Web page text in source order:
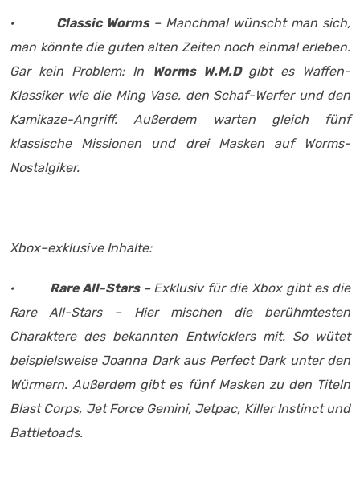
· Classic Worms – Manchmal wünscht man sich,
man könnte die guten alten Zeiten noch einmal erleben.
Gar kein Problem: In
Worms W.M.D gibt es Waffen-
Klassiker wie die Ming Vase, den Schaf-Werfer und den
Kamikaze-Angriff. Außerdem warten gleich fünf
klassische Missionen und drei Masken auf Worms-
Nostalgiker.
Xbox–exklusive Inhalte:
· Rare All-Stars – Exklusiv für die Xbox gibt es die
Rare All-Stars – Hier mischen die berühmtesten
Charaktere des bekannten Entwicklers mit. So wütet
beispielsweise Joanna Dark aus Perfect Dark unter den
Würmern. Außerdem gibt es fünf Masken zu den Titeln
Blast Corps, Jet Force Gemini, Jetpac, Killer Instinct und
Battletoads.